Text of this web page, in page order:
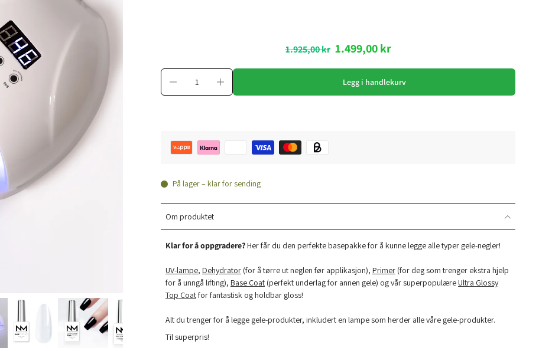
1.925,00 kr 1.499,00 kr
Legg i handlekurv
På lager – klar for sending
Om produktet
Klar for å oppgradere?Her får du den perfekte basepakke for å kunne legge alle typer gele-negler!
UV-lampe, Dehydrator (for å tørre ut neglen før applikasjon), Primer (for deg som trenger ekstra hjelp
for å unngå lifting), Base Coat (perfekt underlag for annen gele) og vår superpopulæreUltra Glossy
Top Coatfor fantastisk og holdbar gloss!
Alt du trenger for å legge gele-produkter, inkludert en lampe som herder alle våre gele-produkter.
Til superpris!